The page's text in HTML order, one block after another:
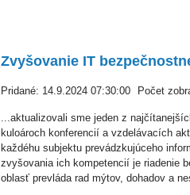
Zvyšovanie IT
Pridané: 14.9.2024 07:30:00 Počet
...aktualizovali sme jeden z
kuloároch konferencií a vzdelávacích
každéhu subjektu prevádzkujúceho
zvyšovania ich kompetencií je riadenie
oblasť prevláda rad mýtov, dohadov a